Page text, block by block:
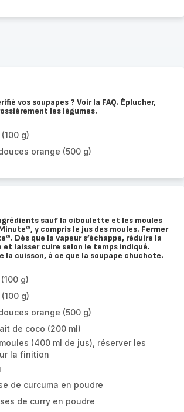
vos soupapes ? Voir la FAQ. Éplucher,
les légumes.
g)
orange (500 g)
sauf la ciboulette et les moules
y compris le jus des moules. Fermer
Dès que la vapeur s’échappe, réduire la
et laisser cuire selon le temps indiqué.
la cuisson, à ce que la soupape chuchote.
g)
g)
orange (500 g)
de coco (200 ml)
(400 ml de jus), réserver les
la finition
de curcuma en poudre
de curry en poudre